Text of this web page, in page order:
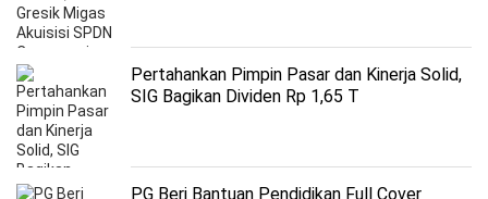
Pertahankan Pimpin Pasar dan Kinerja Solid,
SIG Bagikan Dividen Rp 1,65 T
PG Beri Bantuan Pendidikan Full Cover